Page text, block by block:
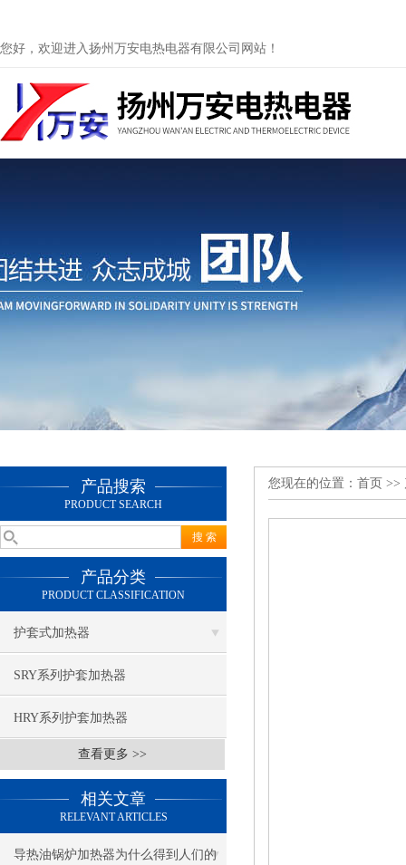
您好，欢迎进入扬州万安电热电器有限公司网站！
产品搜索
PRODUCT SEARCH
产品分类
PRODUCT CLASSIFICATION
护套式加热器
SRY系列护套加热器
HRY系列护套加热器
查看更多 >>
相关文章
RELEVANT ARTICLES
导热油锅炉加热器为什么得到人们的
您现在的位置： 首页 >>